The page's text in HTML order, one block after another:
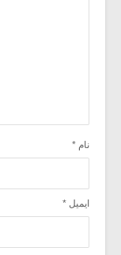
نام *
ایمیل *